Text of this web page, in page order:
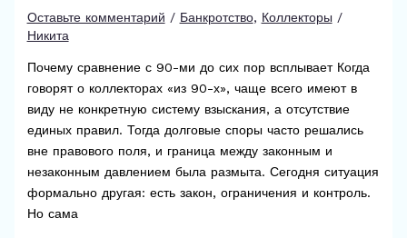
Оставьте комментарий / Банкротство, Коллекторы /
Никита
Почему сравнение с 90-ми до сих пор всплывает Когда
говорят о коллекторах «из 90-х», чаще всего имеют в
виду не конкретную систему взыскания, а отсутствие
единых правил. Тогда долговые споры часто решались
вне правового поля, и граница между законным и
незаконным давлением была размыта. Сегодня ситуация
формально другая: есть закон, ограничения и контроль.
Но сама